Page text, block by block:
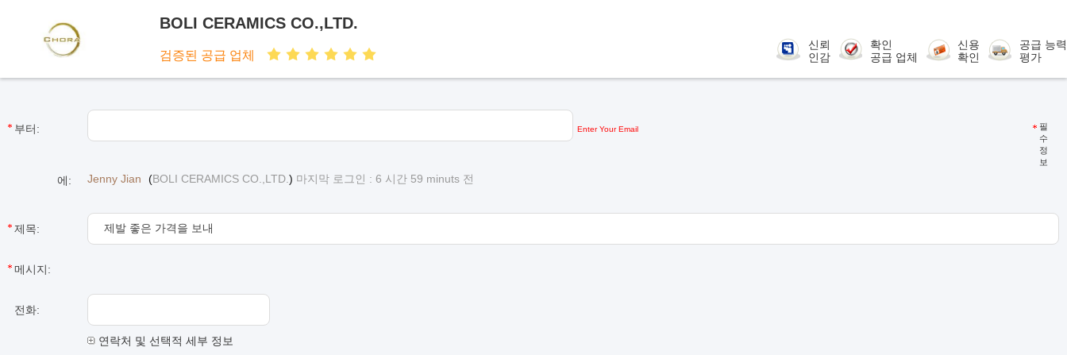
BOLI CERAMICS CO.,LTD.
검증된 공급 업체
신뢰
인감
확인
공급 업체
신용
확인
공급 능력
평가
부터: Enter Your Email
필
수
정
보
에: Jenny Jian (BOLI CERAMICS CO.,LTD. ) 마지막 로그인 : 6 시간 59 minuts 전
제목:
메시지:
전화:
연락처 및 선택적 세부 정보